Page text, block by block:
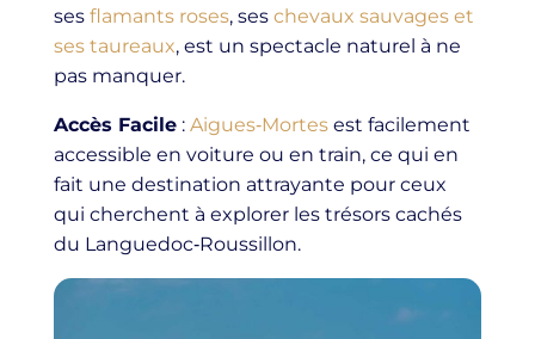
ses flamants roses, seschevaux sauvages et
ses taureaux, est un spectacle naturel à ne
pas manquer.
Accès Facile: Aigues‑Mortesest facilement
accessible en voiture ou en train, ce qui en
fait une destination attrayante pour ceux
qui cherchent à explorer les trésors cachés
du Languedoc‑Roussillon.